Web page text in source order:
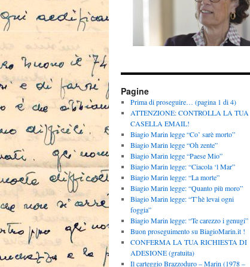
Pagine
Prima di proseguire… (pagina 1 di 4)
ATTENZIONE: CONTROLLA LA TUA
CASELLA EMAIL!
Biagio Marin legge “Co’ sarè morto”
Biagio Marin legge “Oh zente”
Biagio Marin legge “Paese Mio”
Biagio Marin legge: “Ciacola ‘l Mar”
Biagio Marin legge: “La morte”
Biagio Marin legge: “Quanto più moro”
Biagio Marin legge: “T’hè levai ogni
foggia”
Biagio Marin legge: “Te carezzo i genugi”
Buon proseguimento su BiagioMarin.it !
CONFERMA LA TUA RICHIESTA DI
ADESIONE (gratuita)
Il carteggio Brazzoduro – Marin (1978 –